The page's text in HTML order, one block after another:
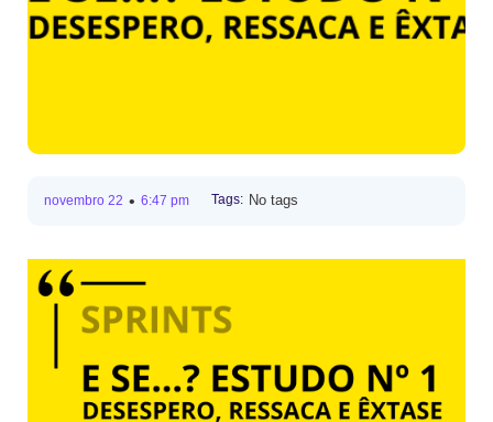
novembro 22 • 6:47 pm Tags: No tags